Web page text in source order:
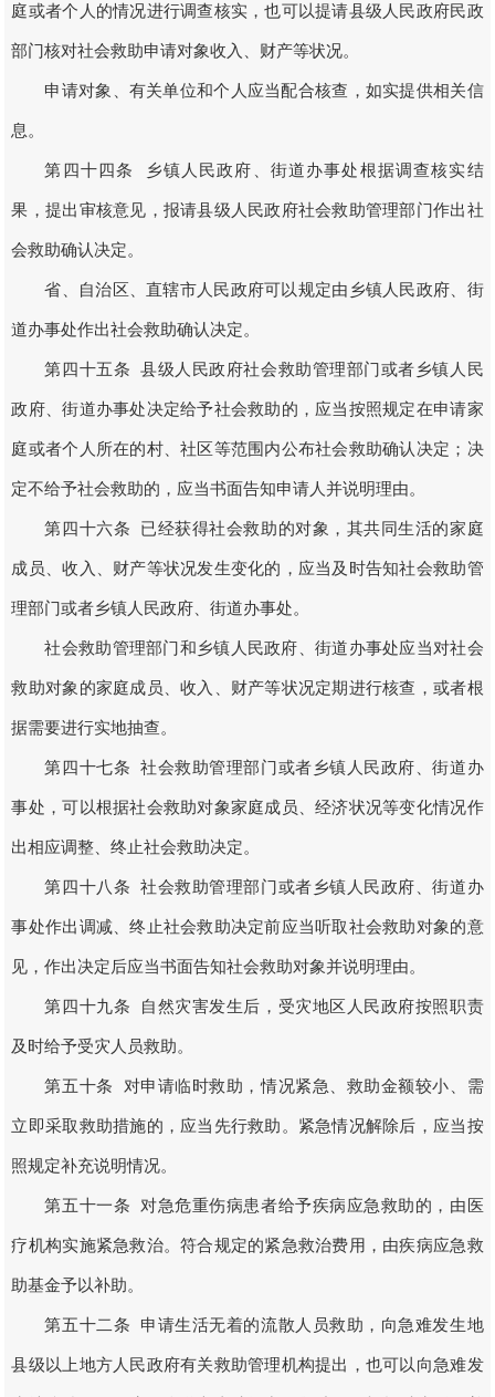
庭或者个人的情况进行调查核实，也可以提请县级人民政府民政
部门核对社会救助申请对象收入、财产等状况。
申请对象、有关单位和个人应当配合核查，如实提供相关信
息。
第四十四条 乡镇人民政府、街道办事处根据调查核实结
果，提出审核意见，报请县级人民政府社会救助管理部门作出社
会救助确认决定。
省、自治区、直辖市人民政府可以规定由乡镇人民政府、街
道办事处作出社会救助确认决定。
第四十五条 县级人民政府社会救助管理部门或者乡镇人民
政府、街道办事处决定给予社会救助的，应当按照规定在申请家
庭或者个人所在的村、社区等范围内公布社会救助确认决定；决
定不给予社会救助的，应当书面告知申请人并说明理由。
第四十六条 已经获得社会救助的对象，其共同生活的家庭
成员、收入、财产等状况发生变化的，应当及时告知社会救助管
理部门或者乡镇人民政府、街道办事处。
社会救助管理部门和乡镇人民政府、街道办事处应当对社会
救助对象的家庭成员、收入、财产等状况定期进行核查，或者根
据需要进行实地抽查。
第四十七条 社会救助管理部门或者乡镇人民政府、街道办
事处，可以根据社会救助对象家庭成员、经济状况等变化情况作
出相应调整、终止社会救助决定。
第四十八条 社会救助管理部门或者乡镇人民政府、街道办
事处作出调减、终止社会救助决定前应当听取社会救助对象的意
见，作出决定后应当书面告知社会救助对象并说明理由。
第四十九条 自然灾害发生后，受灾地区人民政府按照职责
及时给予受灾人员救助。
第五十条 对申请临时救助，情况紧急、救助金额较小、需
立即采取救助措施的，应当先行救助。紧急情况解除后，应当按
照规定补充说明情况。
第五十一条 对急危重伤病患者给予疾病应急救助的，由医
疗机构实施紧急救治。符合规定的紧急救治费用，由疾病应急救
助基金予以补助。
第五十二条 申请生活无着的流散人员救助，向急难发生地
县级以上地方人民政府有关救助管理机构提出，也可以向急难发